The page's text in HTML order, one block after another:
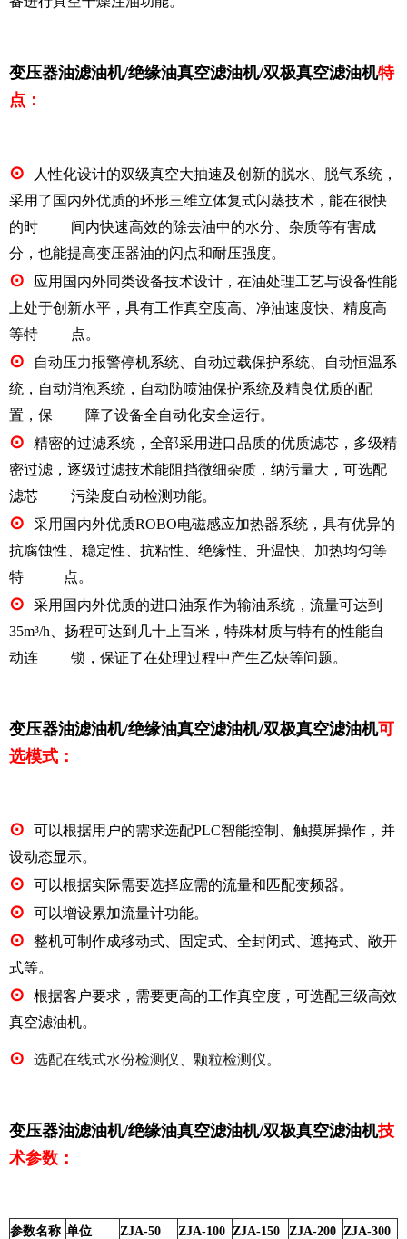
变压器油滤油机/绝缘油真空滤油机/双极真空滤油机特
点：
⊙ 人性化设计的双级真空大抽速及创新的脱水、脱气系统 ，
采用了国内外优质的环形三维立体复式闪蒸技术，能在很快
的时 间内快速高效的除去油中的水分、杂质等有害成
分 ，也能提高变压器油的闪点和耐压强度。
⊙
应用国内外同类设备技术设计，在油处理工艺与设备性能
上处于创新水平，具有工作真空度高、净油速度快、精度高
等特 点。
⊙
自动压力报警停机系统、自动过载保护系统、自动恒温系
统，自动消泡系统，自动防喷油保护系统及精良优质的配
置，保 障了设备全自动化安全运行。
⊙
精密的过滤系统，全部采用进口品质的优质滤芯，多级精
密过滤，逐级过滤技术能阻挡微细杂质，纳污量大，可选配
滤芯 污染度自动检测功能。
⊙
采用国内外优质ROBO电磁感应加热器系统，具有优异的
抗腐蚀性、稳定性、抗粘性、绝缘性、升温快、加热均匀等
特 点。
⊙
采用国内外优质的进口油泵作为输油系统，流量可达到
35m³/h、扬程可达到几十上百米，特殊材质与特有的性能自
动连 锁，保证了在处理过程中产生乙炔等问题。
变压器油滤油机/绝缘油真空滤油机/双极真空滤油机可
选模式：
⊙ 可以根据用户的需求选配PLC智能控制、触摸屏操作，并
设动态显示。
⊙ 可以根据实际需要选择应需的流量和匹配变频器。
⊙ 可以增设累加流量计功能。
⊙ 整机可制作成移动式、固定式、全封闭式、遮掩式、敞开
式等。
⊙ 根据客户要求，需要更高的工作真空度， 可选配三级高效
真空滤油机。
⊙ 选配在线式水份检测仪、颗粒检测仪。
变压器油滤油机/绝缘油真空滤油机/双极真空滤油机技
术参数：
参数名称 单位 ZJA-50 ZJA-100 ZJA-150 ZJA-200 ZJA-300